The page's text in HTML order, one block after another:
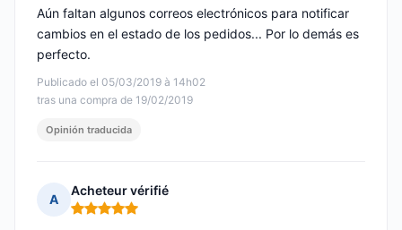
Publicado el 05/03/2019 à 14h02
tras una compra de 19/02/2019
Aún faltan algunos correos electrónicos para notificar
cambios en el estado de los pedidos... Por lo demás es
perfecto.
Opinión traducida
A
Acheteur vérifié
Nota: 5 de 5